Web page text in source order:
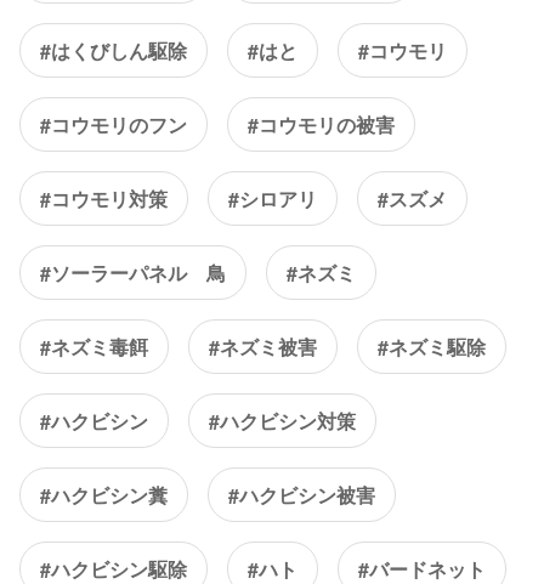
#はくびしん駆除 #はと #コウモリ
#コウモリのフン #コウモリの被害
#コウモリ対策 #シロアリ #スズメ
#ソーラーパネル 鳥 #ネズミ
#ネズミ毒餌 #ネズミ被害 #ネズミ駆除
#ハクビシン #ハクビシン対策
#ハクビシン糞 #ハクビシン被害
#ハクビシン駆除 #ハト #バードネット